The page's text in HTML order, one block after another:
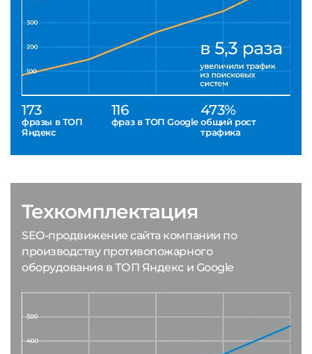
173
фразы в ТОП
Яндекс
116
фраз в ТОП Google
473%
общий рост
трафика
Техкомплектация
SEO-продвижение сайта компании по
производству противопожарного
оборудования в ТОП Яндекс и Google